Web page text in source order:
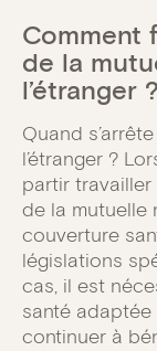
Comment
de la
l’étranger ?
Quand
l’étranger ?
partir travailler
de la mutuelle
couverture
législations
cas, il est
santé
continuer à